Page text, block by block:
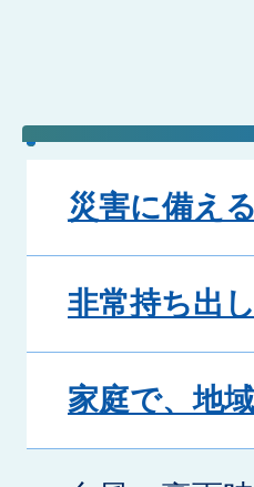
災害に備える
非常持ち出
家庭で、地